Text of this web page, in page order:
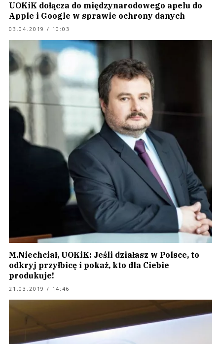
UOKiK dołącza do międzynarodowego apelu do
Apple i Google w sprawie ochrony danych
03.04.2019 / 10:03
M.Niechciał, UOKiK: Jeśli działasz w Polsce, to
odkryj przyłbicę i pokaż, kto dla Ciebie
produkuje!
21.03.2019 / 14:46